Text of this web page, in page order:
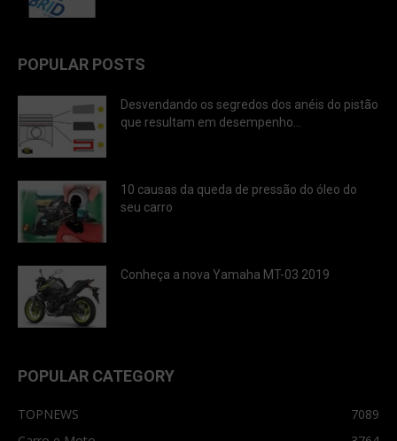
POPULAR POSTS
Desvendando os segredos dos anéis do pistão
que resultam em desempenho...
10 causas da queda de pressão do óleo do
seu carro
Conheça a nova Yamaha MT-03 2019
POPULAR CATEGORY
TOPNEWS
7089